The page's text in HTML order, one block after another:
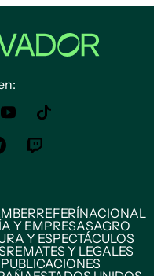
REFERÍNACIONAL
Y EMPRESASAGRO
Y ESPECTÁCULOS
REMATES Y LEGALES
PUBLICACIONES